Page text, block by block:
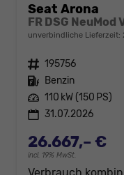
Seat Arona
unverbindliche Lieferzeit:
Fahrzeugnr. 195756
Kraftstoff Benzin
Leistung 110 kW (150 PS)
31.07.2026
26.667,– €
incl. 19% MwSt.
Verbrauch